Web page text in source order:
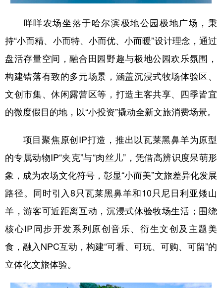
广东 广西 海南 重庆
四川 贵州 云南 西藏
陕西 甘肃 青海 宁夏
新疆 内蒙古 黑龙江
多语种频道
English Español Français عربى
Русский язык 日本語 한국어
Deutsch Português
咩咩农场坐落于哈尔滨极地公园极地广场，秉
持“小而精、小而特、小而优、小而暖”设计理念，通过
盘活存量空间，融合田园野趣与极地公园欢乐氛围，
构建错落有致的多元场景，涵盖沉浸式牧场体验区、
文创市集、休闲露营区等，打造主客共享、四季皆宜
的微度假目的地，以“小投资”撬动全新文旅消费场景。
项目聚焦原创IP打造，推出以瓦莱黑鼻羊为原型
的专属动物IP“夹克”与“肉丝儿”，凭借高辨识度呆萌形
象，成为农场文化符号，彰显“小而美”文旅差异化发展
路径。同时引入8只瓦莱黑鼻羊和10只尼日利亚矮山
羊，游客可近距离互动，沉浸式体验牧场生活；围绕
核心IP同步开发系列原创音乐、衍生文创及主题美
食，融入NPC互动，构建“可看、可玩、可购、可留”的
立体化文旅体验。